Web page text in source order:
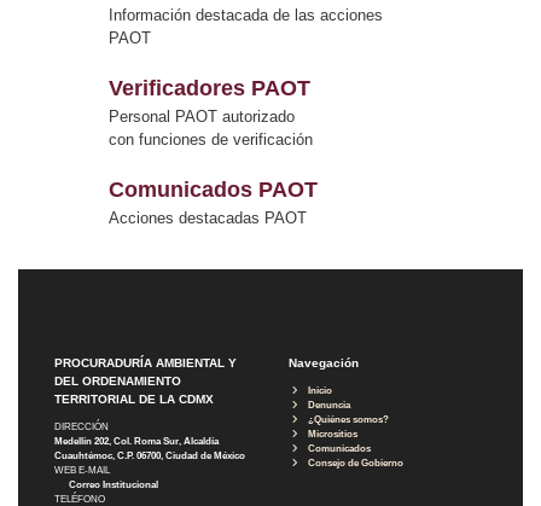
Información destacada de las acciones
PAOT
Verificadores PAOT
Personal PAOT autorizado
con funciones de verificación
Comunicados PAOT
Acciones destacadas PAOT
PROCURADURÍA AMBIENTAL Y
DEL ORDENAMIENTO
TERRITORIAL DE LA CDMX
DIRECCIÓN
Medellín 202, Col. Roma Sur, Alcaldía
Cuauhtémoc, C.P. 06700, Ciudad de México
WEB E-MAIL
Correo Institucional
TELÉFONO
Navegación
Inicio
Denuncia
¿Quiénes somos?
Micrositios
Comunicados
Consejo de Gobierno